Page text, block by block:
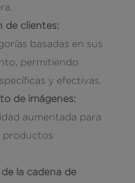
de clientes:
basadas en sus
permitiendo
y efectivas.
de imágenes:
aumentada para
productos
la cadena de